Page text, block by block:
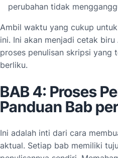
perubahan tidak
Ambil waktu yang cukup
ini. Ini akan menjadi cetak
proses penulisan skripsi yang
berliku.
BAB 4: Proses
Panduan Bab
Ini adalah inti dari cara
aktual. Setiap bab memiliki